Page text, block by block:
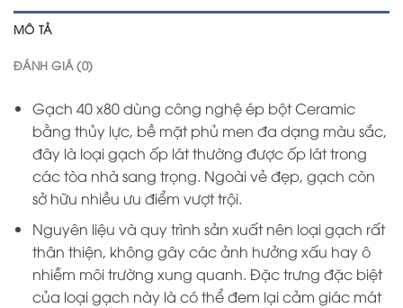
MÔ TẢ
ĐÁNH GIÁ (0)
Gạch 40 x80 dùng công nghệ ép bột Ceramic
bằng thủy lực, bề mặt phủ men đa dạng màu sắc,
đây là loại gạch ốp lát thường được ốp lát trong
các tòa nhà sang trọng. Ngoài vẻ đẹp, gạch còn
sở hữu nhiều ưu điểm vượt trội.
Nguyên liệu và quy trình sản xuất nên loại gạch rất
thân thiện, không gây các ảnh hưởng xấu hay ô
nhiễm môi trường xung quanh. Đặc trưng đặc biệt
của loại gạch này là có thể đem lại cảm giác mát